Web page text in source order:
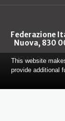
Federazione
Nuova, 830
FIDAL
This website
provide additional